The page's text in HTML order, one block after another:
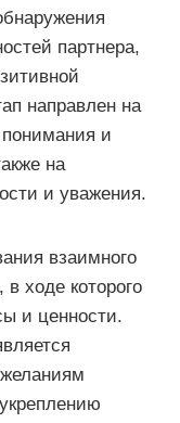
партнера,
направлен на
и
на
и уважения.
взаимного
ходе которого
и ценности.